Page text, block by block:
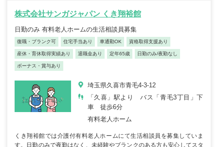
株式会社サンガジャパン くき翔裕館
日勤のみ 有料老人ホームの生活相談員募集
復職・ブランク可 住宅手当あり 車通勤OK 資格取得支援あり
産休・育休取得実績あり 退職金あり 定年65歳 日勤のみ/夜勤なし
ボーナス・賞与あり
埼玉県久喜市青毛4-3-12
「久喜」駅より バス「青毛3丁目」下
車 徒歩6分
有料老人ホーム
くき翔裕館では介護付有料老人ホームにて生活相談員を募集していま
す。日勤のみで夜勤はなく、未経験やブランクのある方も安心してスタ